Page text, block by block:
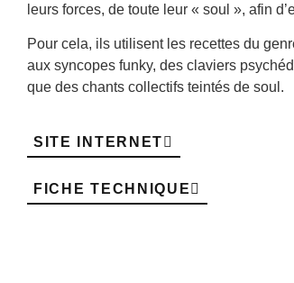
leurs forces, de toute leur « soul », afin
Pour cela, ils utilisent les recettes du
aux syncopes funky, des claviers
que des chants collectifs teintés de soul.
SITE INTERNET
FICHE TECHNIQUE